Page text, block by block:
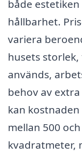
både
hållbarhet.
variera
husets
används,
behov av
kan
mellan 500
kvadratmeter,